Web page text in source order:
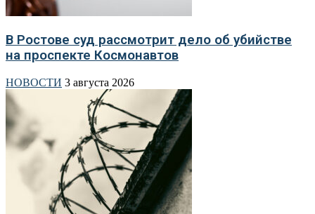
В Ростове суд рассмотрит дело об убийстве
на проспекте Космонавтов
НОВОСТИ 3 августа 2026